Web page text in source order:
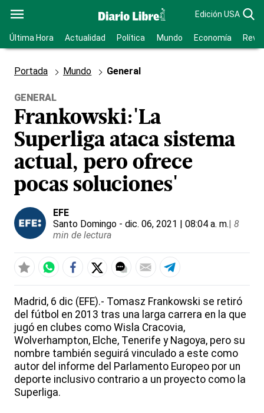
Edición USA
Última Hora Actualidad Política Mundo Economía
Portada Mundo General
GENERAL
Frankowski:'La
Superliga ataca sistema
actual, pero ofrece
pocas soluciones'
EFE
Santo Domingo - dic. 06, 2021 | 08:04 a. m.| 8
min de lectura
Madrid, 6 dic (EFE).- Tomasz Frankowski se retiró
del fútbol en 2013 tras una larga carrera en la que
jugó en clubes como Wisla Cracovia,
Wolverhampton, Elche, Tenerife y Nagoya, pero su
nombre también seguirá vinculado a este como
autor del informe del Parlamento Europeo por un
deporte inclusivo contrario a un proyecto como la
Superliga.